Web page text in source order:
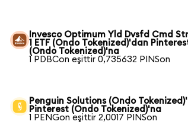
Invesco Optimum Yld Dvsfd Cmd
1 ETF (Ondo Tokenized)'dan
(Ondo Tokenized)'na
1 PDBCon eşittir 0,735632 PINSon
Penguin Solutions (Ondo
Pinterest (Ondo Tokenized)'na
1 PENGon eşittir 2,0017 PINSon